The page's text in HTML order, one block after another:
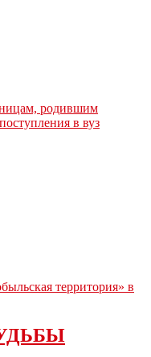
родившим
в вуз
территория» в